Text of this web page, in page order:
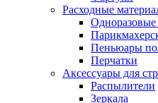
Расходные
Одноразовые
Пеньюары
Перчатки
Аксессуары для
Распылители
Зеркала